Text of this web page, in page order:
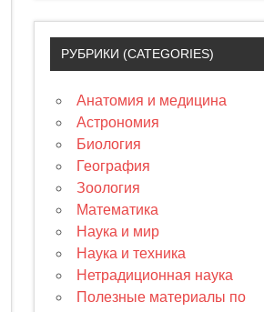
РУБРИКИ (CATEGORIES)
Анатомия и медицина
Астрономия
Биология
География
Зоология
Математика
Наука и мир
Наука и техника
Нетрадиционная наука
Полезные материалы по